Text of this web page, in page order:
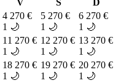
4 270 €
1 🌙
5 270 €
1 🌙
6 270 €
1 🌙
11 270 €
1 🌙
12 270 €
1 🌙
13 270 €
1 🌙
18 270 €
1 🌙
19 270 €
1 🌙
20 270 €
1 🌙